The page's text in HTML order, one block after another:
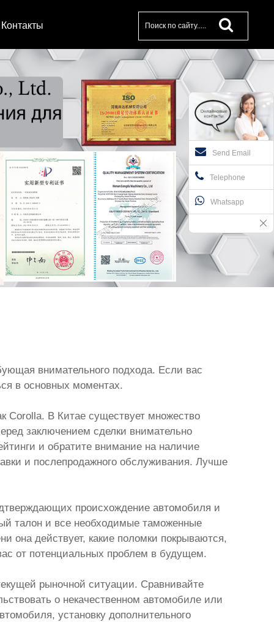
Контакты
внимательного подхода. Если вас
в основных моментах.
Corolla. В Китае существует множество
заключением сделки внимательно
и обратите внимание на наличие
и послепродажного обслуживания. Лучше
происхождение автомобиля и
талон и все необходимые таможенные
она действует, какие поломки покрываются,
от потенциальных проблем в будущем.
рыночной ситуации. Сравнивайте
о некачественном автомобиле или
установку дополнительного
Send Email
Telephone
Whatsapp